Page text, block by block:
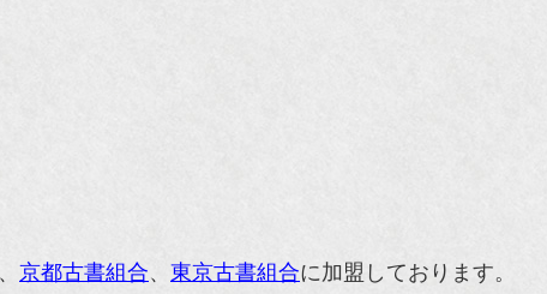
、 京都古書組合、 東京古書組合に加盟しております。